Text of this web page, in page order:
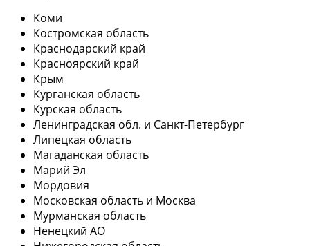
Коми
Костромская область
Краснодарский край
Красноярский край
Крым
Курганская область
Курская область
Ленинградская обл. и Санкт-Петербург
Липецкая область
Магаданская область
Марий Эл
Мордовия
Московская область и Москва
Мурманская область
Ненецкий АО